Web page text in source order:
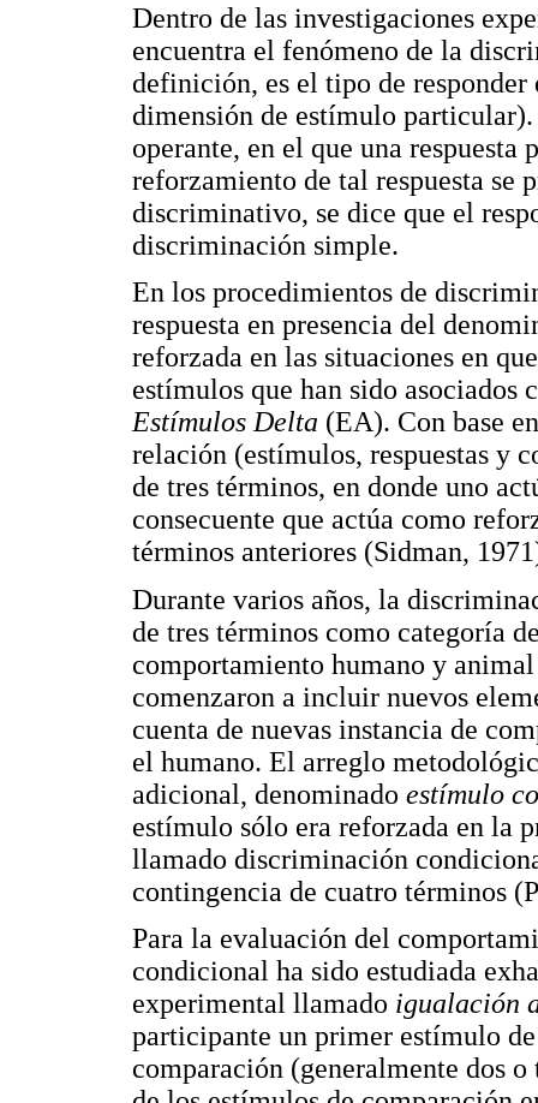
Dentro de las investigaciones
encuentra el fenómeno de la
definición, es el tipo de
dimensión de estímulo
operante, en el que una
reforzamiento de tal respuesta se
discriminativo, se dice que el
discriminación simple.
En los procedimientos de
respuesta en presencia del
reforzada en las situaciones en
estímulos que han sido
Estímulos Delta (EA). Con base
relación (estímulos, respuestas y
de tres términos, en donde uno
consecuente que actúa como
términos anteriores (Sidman,
Durante varios años, la
de tres términos como categoría
comportamiento humano y
comenzaron a incluir nuevos
cuenta de nuevas instancia de
el humano. El arreglo
adicional, denominado estímulo
estímulo sólo era reforzada en la
llamado discriminación
contingencia de cuatro términos
Para la evaluación del
condicional ha sido estudiada
experimental llamado igualación
participante un primer estímulo
comparación (generalmente dos